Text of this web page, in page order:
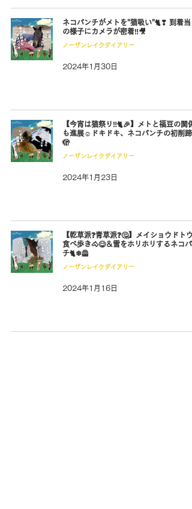
ネコパンチがメトを"猫吸い"🐈❣ 到着当
の様子にカメラが密着‼🎥
ノーザンレイクダイアリー
2024年1月30日
【今宵は猫祭り‼🐈🎉】メトと福豆の関
も進展☺ドキドキ、ネコパンチの初削蹄
🫣
ノーザンレイクダイアリー
2024年1月23日
【乾草派❓青草派❓🤔】メイショウドトウ
食べ歩き🐴😋＆雪をホリホリするネコパ
チ🐈❄🦺
ノーザンレイクダイアリー
2024年1月16日